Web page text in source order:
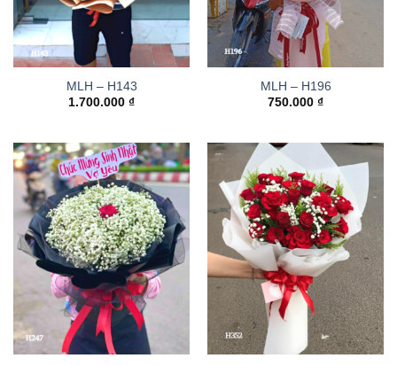
MLH – H143
1.700.000 ₫
MLH – H196
750.000 ₫